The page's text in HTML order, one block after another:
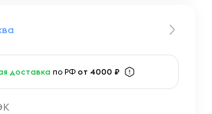
доставка по РФ от 4000 ₽